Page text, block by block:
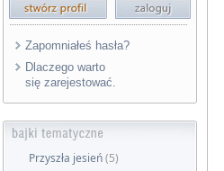
Zapomniałeś hasła?
Dlaczego warto
się zarejestować.
Przyszła jesień(5)